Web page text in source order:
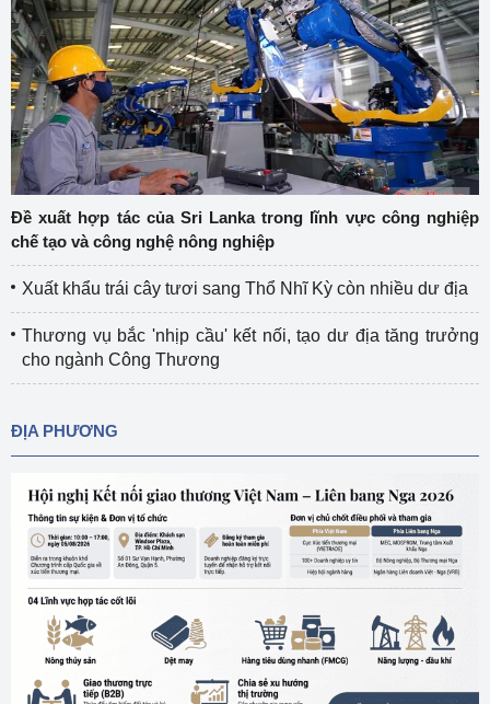
Đề xuất hợp tác của Sri Lanka trong lĩnh vực công nghiệp
chế tạo và công nghệ nông nghiệp
Xuất khẩu trái cây tươi sang Thổ Nhĩ Kỳ còn nhiều dư địa
Thương vụ bắc 'nhịp cầu' kết nối, tạo dư địa tăng trưởng
cho ngành Công Thương
ĐỊA PHƯƠNG